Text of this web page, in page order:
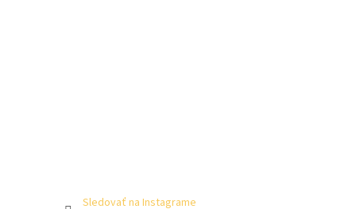
Sledovať na Instagrame